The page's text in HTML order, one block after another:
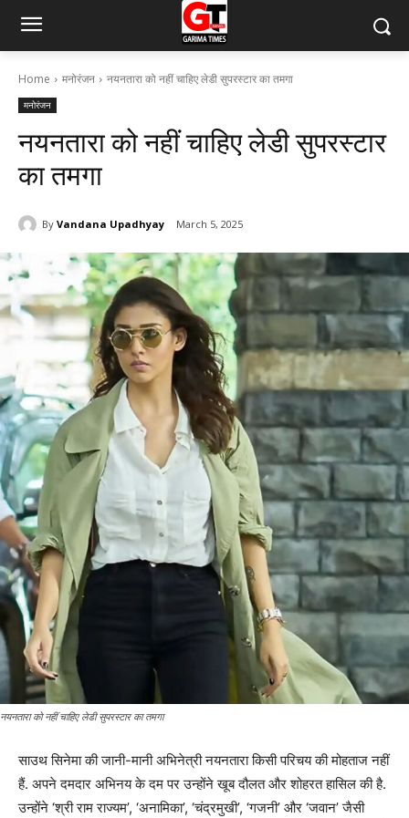
Home मनोरंजन नयनतारा को नहीं चाहिए लेडी सुपरस्टार का तमगा
मनोरंजन
नयनतारा को नहीं चाहिए लेडी सुपरस्टार
का तमगा
By Vandana Upadhyay March 5, 2025
नयनतारा को नहीं चाहिए लेडी सुपरस्टार का तमगा
साउथ सिनेमा की जानी-मानी अभिनेत्री नयनतारा किसी परिचय की मोहताज नहीं
हैं. अपने दमदार अभिनय के दम पर उन्होंने खूब दौलत और शोहरत हासिल की है.
उन्होंने ‘श्री राम राज्यम’, ‘अनामिका’, ‘चंद्रमुखी’, ‘गजनी’ और ‘जवान’ जैसी